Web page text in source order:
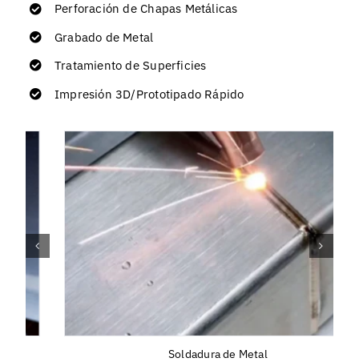
Perforación de Chapas Metálicas
Grabado de Metal
Tratamiento de Superficies
Impresión 3D/Prototipado Rápido
Soldadura de Metal